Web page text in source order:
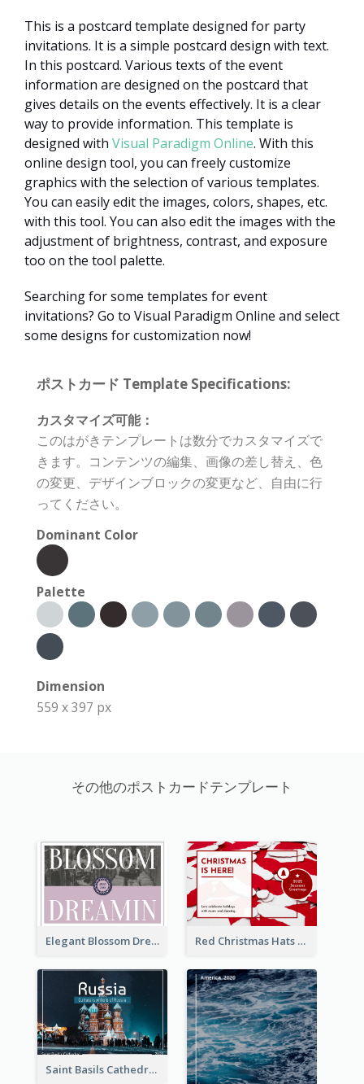
This is a postcard template designed for party
invitations. It is a simple postcard design with text.
In this postcard. Various texts of the event
information are designed on the postcard that
gives details on the events effectively. It is a clear
way to provide information. This template is
designed with Visual Paradigm Online. With this
online design tool, you can freely customize
graphics with the selection of various templates.
You can easily edit the images, colors, shapes, etc.
with this tool. You can also edit the images with the
adjustment of brightness, contrast, and exposure
too on the tool palette.
Searching for some templates for event
invitations? Go to Visual Paradigm Online and select
some designs for customization now!
ポストカード Template Specifications:
カスタマイズ可能：
このはがきテンプレートは数分でカスタマイズで
きます。コンテンツの編集、画像の差し替え、色
の変更、デザインブロックの変更など、自由に行
ってください。
Dominant Color
Palette
Dimension
559 x 397 px
その他のポストカードテンプレート
Elegant Blossom Dreamy Design Postcard Red Christmas Hats Photo Postcard
Saint Basils Cathedral Post Card